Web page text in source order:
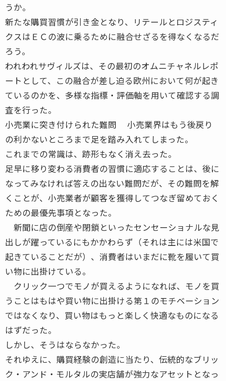
うか。
新たな購買習慣が引き金となり、リテールとロジスティ
クスはＥＣの波に乗るために融合せざるを得なくなるだ
ろう。
われわれサヴィルズは、その最初のオムニチャネルレポ
ートとして、この融合が差し迫る欧州において何が起き
ているのかを、多様な指標・評価軸を用いて確認する調
査を行った。
小売業に突き付けられた難問 小売業界はもう後戻り
の利かないところまで足を踏み入れてしまった。
これまでの常識は、跡形もなく消え去った。
足早に移り変わる消費者の習慣に適応することは、後に
なってみなければ答えの出ない難問だが、その難問を解
くことが、小売業者が顧客を獲得してつなぎ留めておく
ための最優先事項となった。
新聞に店の倒産や閉鎖といったセンセーショナルな見
出しが躍っているにもかかわらず（それは主には米国で
起きていることだが）、消費者はいまだに靴を履いて買
い物に出掛けている。
クリック一つでモノが買えるようになれば、モノを買
うことはもはや買い物に出掛ける第１のモチベーション
ではなくなり、買い物はもっと楽しく快適なものになる
はずだった。
しかし、そうはならなかった。
それゆえに、購買経験の創造に当たり、伝統的なブリッ
ク・アンド・モルタルの実店舗が強力なアセットとなっ